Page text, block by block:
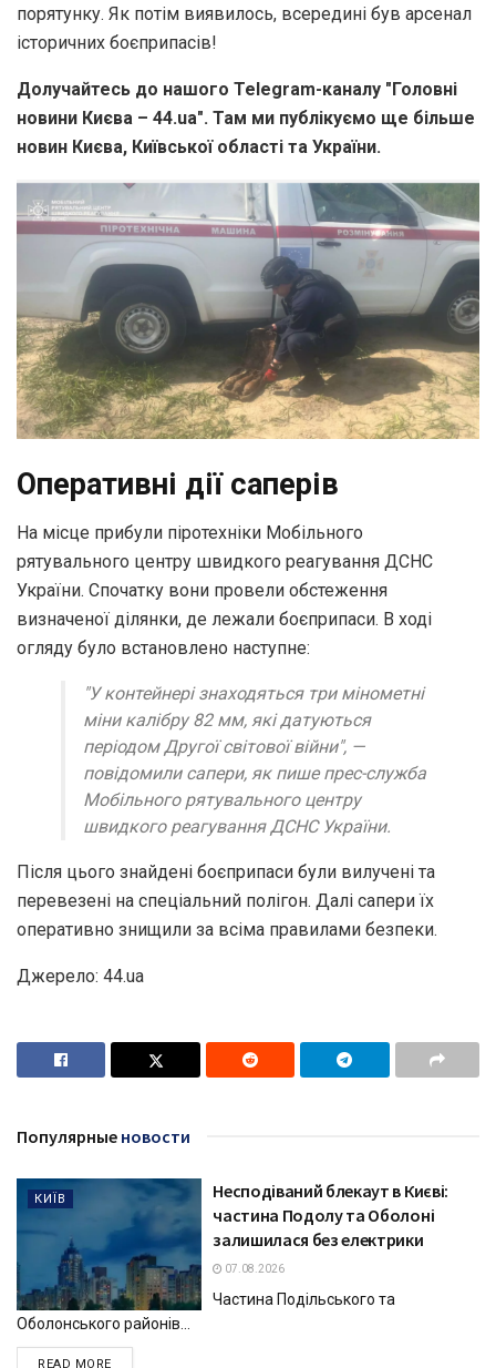
порятунку. Як потім виявилось, всередині був арсенал
історичних боєприпасів!
Долучайтесь до нашого Telegram-каналу "Головні
новини Києва – 44.ua". Там ми публікуємо ще більше
новин Києва, Київської області та України.
Оперативні дії саперів
На місце прибули піротехніки Мобільного
рятувального центру швидкого реагування ДСНС
України. Спочатку вони провели обстеження
визначеної ділянки, де лежали боєприпаси. В ході
огляду було встановлено наступне:
"‎У контейнері знаходяться три мінометні
міни калібру 82 мм, які датуються
періодом Другої світової війни"‎, —
повідомили сапери, як пише прес-служба
Мобільного рятувального центру
швидкого реагування ДСНС України.
Після цього знайдені боєприпаси були вилучені та
перевезені на спеціальний полігон. Далі сапери їх
оперативно знищили за всіма правилами безпеки.
Джерело: 44.ua
Популярные новости
КИЇВ
Несподіваний блекаут в Києві:
частина Подолу та Оболоні
залишилася без електрики
07.08.2026
Частина Подільського та
Оболонського районів...
READ MOREDETAILS